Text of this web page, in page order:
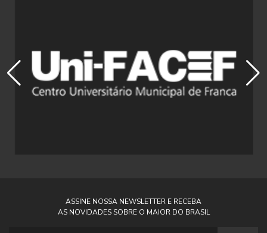
ASSINE NOSSA NEWSLETTER E RECEBA
AS NOVIDADES SOBRE O MAIOR DO BRASIL